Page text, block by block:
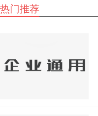
热门推荐